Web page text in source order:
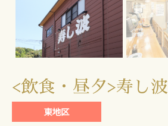
<飲食・昼夕>寿し波
東地区